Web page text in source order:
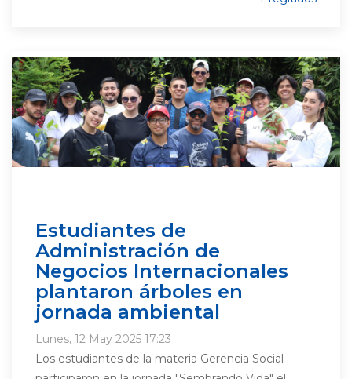
Estudiantes de
Administración de
Negocios Internacionales
plantaron árboles en
jornada ambiental
Lunes, 12 May 2025 17:23
Los estudiantes de la materia Gerencia Social